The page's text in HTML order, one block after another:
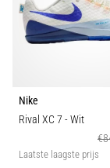
en
piepjestest:
ze
en
hoe
voer
Technologie
Gewicht (g)
Nike
Rival XC 7 - Wit
Laatste laagste prijs